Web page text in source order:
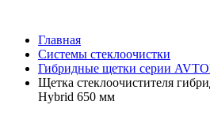
Главная
Системы стеклоочистки
Гибридные щетки серии
Щетка стеклоочистителя
Hybrid 650 мм